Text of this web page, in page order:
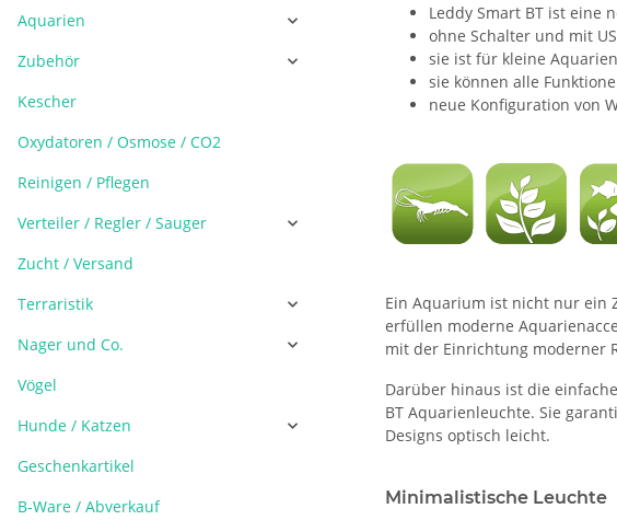
Leddy Smart BT ist eine
ohne Schalter und mit
sie ist für kleine
sie können alle
neue Konfiguration von
Ein Aquarium ist nicht nur ein
erfüllen moderne
mit der Einrichtung moderner
Darüber hinaus ist die
BT Aquarienleuchte. Sie
Designs optisch leicht.
Minimalistische Leuchte
Aquarien
Zubehör
Kescher
Oxydatoren / Osmose / CO2
Reinigen / Pflegen
Verteiler / Regler / Sauger
Zucht / Versand
Terraristik
Nager und Co.
Vögel
Hunde / Katzen
Geschenkartikel
B-Ware / Abverkauf